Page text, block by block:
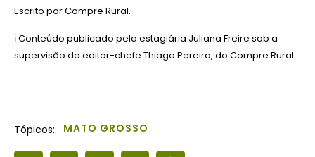
Escrito porCompre Rural.
ℹ️ Conteúdo publicado pela estagiária Juliana Freire sob a
supervisão do editor-chefe Thiago Pereira, do Compre Rural.
Tópicos: MATO GROSSO